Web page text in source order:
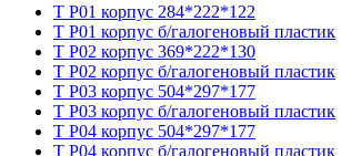
T P01 корпус 284*222*122
T P01 корпус б/галогеновый пластик
T P02 корпус 369*222*130
T P02 корпус б/галогеновый пластик
T P03 корпус 504*297*177
T P03 корпус б/галогеновый пластик
T P04 корпус 504*297*177
T P04 корпус б/галогеновый пластик